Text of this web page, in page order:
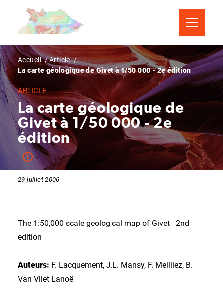
contenu
Fil
d'Ariane
Accueil
Article
La carte géologique de Givet à 1/50 000 - 2e édition
ARTICLE
La carte géologique de
Givet à 1/50 000 - 2e
édition
29 juillet 2006
The 1:50,000-scale geological map of Givet - 2nd
edition
Auteurs: F. Lacquement, J.L. Mansy, F. Meilliez, B.
Van Vliet Lanoë